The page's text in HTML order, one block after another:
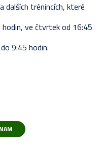
dalších trénincích, které
ve čtvrtek od 16:45
9:45 hodin.